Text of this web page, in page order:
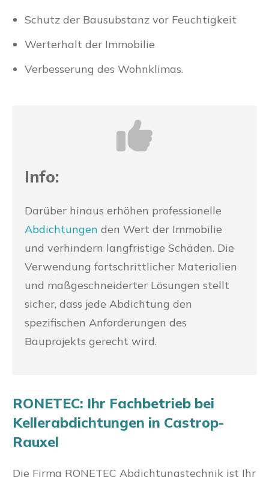
Schutz der Bausubstanz vor Feuchtigkeit
Werterhalt der Immobilie
Verbesserung des Wohnklimas.
Info:
Darüber hinaus erhöhen professionelle
Abdichtungen den Wert der Immobilie
und verhindern langfristige Schäden. Die
Verwendung fortschrittlicher Materialien
und maßgeschneiderter Lösungen stellt
sicher, dass jede Abdichtung den
spezifischen Anforderungen des
Bauprojekts gerecht wird.
RONETEC: Ihr Fachbetrieb bei
Kellerabdichtungen in Castrop-
Rauxel
Die Firma RONETEC Abdichtungstechnik ist Ihr